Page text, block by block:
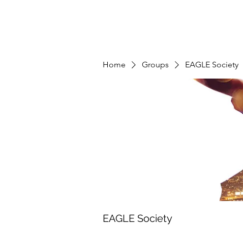
Home Groups EAGLE Society
EAGLE Society